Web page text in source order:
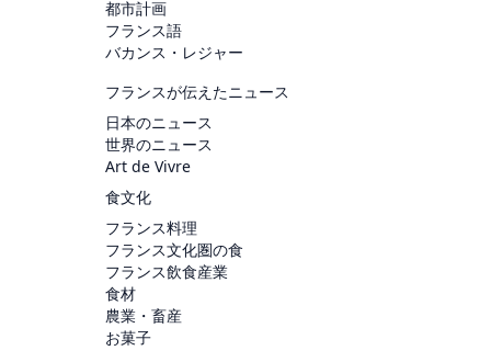
都市計画
フランス語
バカンス・レジャー
フランスが伝えたニュース
日本のニュース
世界のニュース
Art de Vivre
食文化
フランス料理
フランス文化圏の食
フランス飲食産業
食材
農業・畜産
お菓子